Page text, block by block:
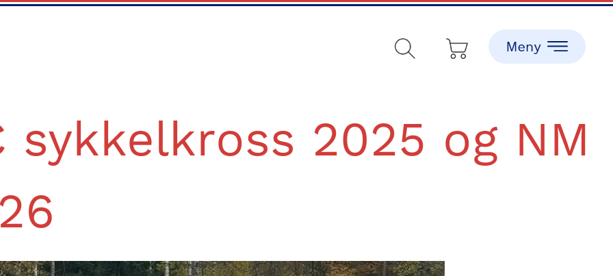
sykkelkross 2025 og NM